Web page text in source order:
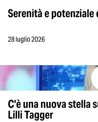
Serenità e potenziale
28 luglio 2026
C'è una nuova stella
Lilli Tagger